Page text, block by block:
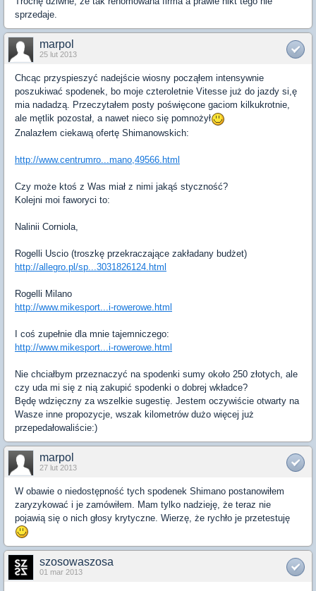
sprzedaje.
marpol
25 lut 2013
Chcąc przyspieszyć nadejście wiosny począłem intensywnie
poszukiwać spodenek, bo moje czteroletnie Vitesse już do jazdy si,ę
mia nadadzą. Przeczytałem posty poświęcone gaciom kilkukrotnie,
ale mętlik pozostał, a nawet nieco się pomnożył
Znalazłem ciekawą ofertę Shimanowskich:
http://www.centrumro...mano,49566.html
Czy może ktoś z Was miał z nimi jakąś styczność?
Kolejni moi faworyci to:
Nalinii Corniola,
Rogelli Uscio (troszkę przekraczające zakładany budżet)
http://allegro.pl/sp...3031826124.html
Rogelli Milano
http://www.mikesport...i-rowerowe.html
I coś zupełnie dla mnie tajemniczego:
http://www.mikesport...i-rowerowe.html
Nie chciałbym przeznaczyć na spodenki sumy około 250 złotych, ale
czy uda mi się z nią zakupić spodenki o dobrej wkładce?
Będę wdzięczny za wszelkie sugestię. Jestem oczywiście otwarty na
Wasze inne propozycje, wszak kilometrów dużo więcej już
przepedałowaliście:)
marpol
27 lut 2013
W obawie o niedostępność tych spodenek Shimano postanowiłem
zaryzykować i je zamówiłem. Mam tylko nadzieję, że teraz nie
pojawią się o nich głosy krytyczne. Wierzę, że rychło je przetestuję
szosowaszosa
01 mar 2013